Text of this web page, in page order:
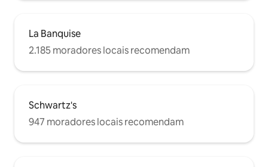
La Banquise
2.185 moradores locais recomendam
Schwartz's
947 moradores locais recomendam